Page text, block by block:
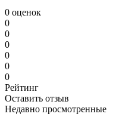
0 оценок
0
0
0
0
0
0
Рейтинг
Оставить отзыв
Недавно просмотренные